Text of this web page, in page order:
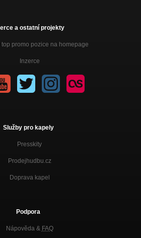
a ostatní projekty
top promo pozice na homepage
Inzerce
Služby pro kapely
Presskity
Prodejhudbu.cz
Doprava kapel
Podpora
Nápověda & FAQ